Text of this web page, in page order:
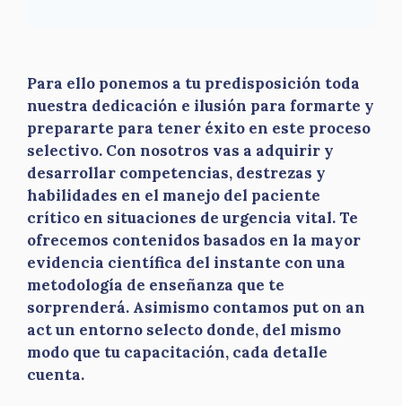
Para ello ponemos a tu predisposición toda
nuestra dedicación e ilusión para formarte y
prepararte para tener éxito en este proceso
selectivo. Con nosotros vas a adquirir y
desarrollar competencias, destrezas y
habilidades en el manejo del paciente
crítico en situaciones de urgencia vital. Te
ofrecemos contenidos basados en la mayor
evidencia científica del instante con una
metodología de enseñanza que te
sorprenderá. Asimismo contamos put on an
act un entorno selecto donde, del mismo
modo que tu capacitación, cada detalle
cuenta.